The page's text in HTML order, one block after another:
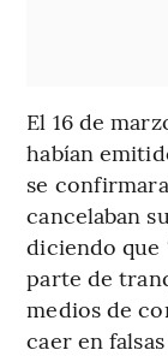
El 16 de
habían
se
cancelaban
diciendo que
parte de
medios de
caer en